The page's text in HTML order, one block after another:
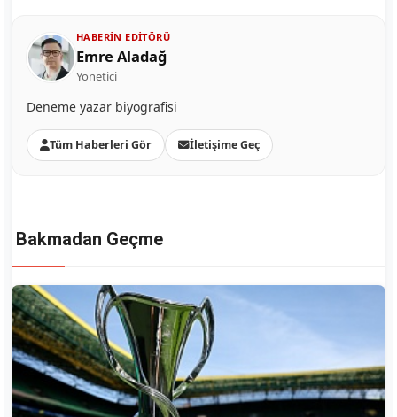
HABERIN EDITÖRÜ
Emre Aladağ
Yönetici
Deneme yazar biyografisi
Tüm Haberleri Gör İletişime Geç
Bakmadan Geçme